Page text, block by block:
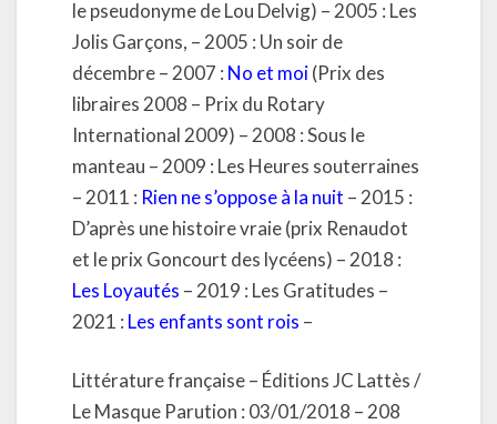
le pseudonyme de Lou Delvig) – 2005 : Les
Jolis Garçons, – 2005 : Un soir de
décembre – 2007 : No et moi(Prix des
libraires 2008 – Prix du Rotary
International 2009) – 2008 : Sous le
manteau – 2009 : Les Heures souterraines
– 2011 : Rien ne s’oppose à la nuit – 2015 :
D’après une histoire vraie (prix Renaudot
et le prix Goncourt des lycéens) – 2018 :
Les Loyautés – 2019 : Les Gratitudes –
2021 : Les enfants sont rois –
Littérature française – Éditions JC Lattès /
Le Masque Parution : 03/01/2018 – 208